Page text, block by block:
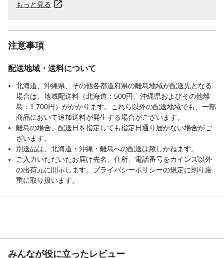
もっと見る
注意事項
配送地域・送料について
北海道、沖縄県、その他各都道府県の離島地域が配送先となる
場合は、地域配送料（北海道：500円、沖縄県およびその他離
島：1,700円）がかかります。これら以外の配送地域でも、一部
商品において追加送料が発生する場合がございます。
離島の場合、配送日を指定しても指定日通り届かない場合がご
ざいます。
別送品は、北海道・沖縄・離島への配送は致しかねます。
ご入力いただいたお届け先名、住所、電話番号をカインズ以外
の出荷元に開示します。プライバシーポリシーの規定に則り厳
重に取り扱います。
みんなが役に立ったレビュー